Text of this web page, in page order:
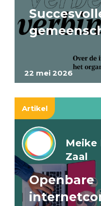
22 mei 2026
Artikel
Meike
Zaal
Openbare